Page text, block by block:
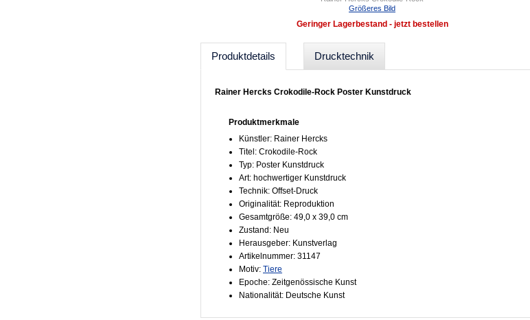
Größeres Bild
Geringer Lagerbestand - jetzt bestellen
Produktdetails Drucktechnik
Rainer Hercks Crokodile-Rock Poster Kunstdruck
Produktmerkmale
Künstler: Rainer Hercks
Titel: Crokodile-Rock
Typ: Poster Kunstdruck
Art: hochwertiger Kunstdruck
Technik: Offset-Druck
Originalität: Reproduktion
Gesamtgröße: 49,0 x 39,0 cm
Zustand: Neu
Herausgeber: Kunstverlag
Artikelnummer: 31147
Motiv: Tiere
Epoche: Zeitgenössische Kunst
Nationalität: Deutsche Kunst